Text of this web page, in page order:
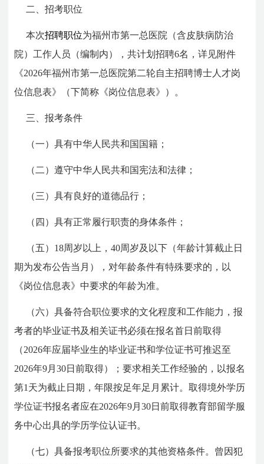
二、招考职位
本次招聘职位为福州市第一总医院（含皮肤病防治
院）工作人员（编制内），共计划招聘6名，详见附件
《2026年福州市第一总医院第二轮自主招聘博士人才岗
位信息表》（下简称《岗位信息表》）。
三、报考条件
（一）具有中华人民共和国国籍；
（二）遵守中华人民共和国宪法和法律；
（三）具有良好的道德品行；
（四）具有正常履行职责的身体条件；
（五）18周岁以上，40周岁及以下（年龄计算截止日
期为发布公告当月），对年龄条件有特殊要求的，以
《岗位信息表》中要求的年龄为准。
（六）具备符合职位要求的文化程度和工作能力，报
考者的毕业证书及相关证书必须在报名首日前取得
（2026年应届毕业生的毕业证书和学位证书可推迟至
2026年9月30日前取得）；要求相关工作经验的，以报名
第1天为截止日期，年限按足年足月累计。取得境外学历
学位证书报名者应在2026年9月30日前取得教育部留学服
务中心出具的学历学位认证书。
（七）具备报考职位所要求的其他资格条件。曾因犯